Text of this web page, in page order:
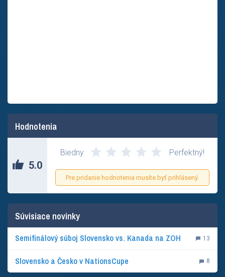
Hodnotenia
5.0
Biedny Perfektný!
Pre pridanie hodnotenia musíte byť prihlásený.
Súvisiace novinky
Semifinálový súboj Slovensko vs. Kanada na ZOH 13
Slovensko a Česko v NationsCupe 8